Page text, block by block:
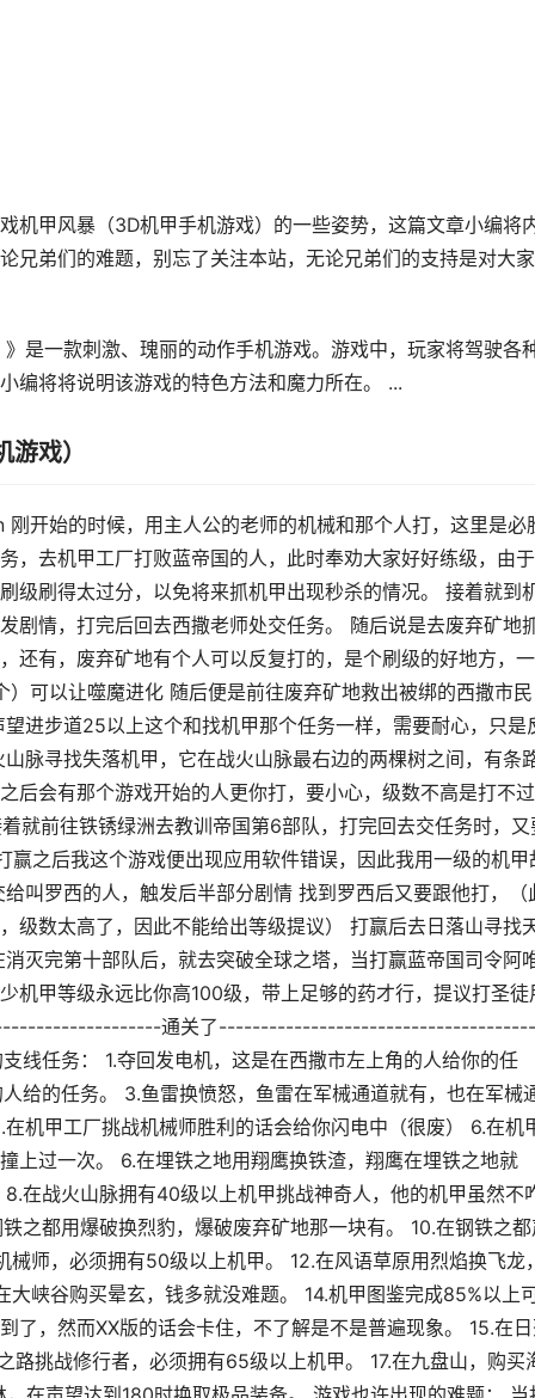
机甲风暴（3D机甲手机游戏）的一些姿势，这篇文章小编将
兄弟们的难题，别忘了关注本站，无论兄弟们的支持是对大
是一款刺激、瑰丽的动作手机游戏。游戏中，玩家将驾驶各
编将将说明该游戏的特色方法和魔力所在。 ...
戏）
开始的时候，用主人公的老师的机械和那个人打，这里是必
，去机甲工厂打败蓝帝国的人，此时奉劝大家好好练级，由
级刷得太过分，以免将来抓机甲出现秒杀的情况。 接着就到
剧情，打完后回去西撒老师处交任务。 随后说是去废弃矿地
还有，废弃矿地有个人可以反复打的，是个刷级的好地方，
可以让噬魔进化 随后便是前往废弃矿地救出被绑的西撒市
进步道25以上这个和找机甲那个任务一样，需要耐心，只是
脉寻找失落机甲，它在战火山脉最右边的两棵树之间，有条
后会有那个游戏开始的人更你打，要小心，级数不高是打不
就前往铁锈绿洲去教训帝国第6部队，打完回去交任务时，又
之后我这个游戏便出现应用软件错误，因此我用一级的机甲
叫罗西的人，触发后半部分剧情 找到罗西后又要跟他打，（
级数太高了，因此不能给出等级提议） 打赢后去日落山寻找
灭完第十部队后，就去突破全球之塔，当打赢蓝帝国司令阿
机甲等级永远比你高100级，带上足够的药才行，提议打圣徒
通关了
务： 1.夺回发电机，这是在西撒市左上角的人给你的任
给的任务。 3.鱼雷换愤怒，鱼雷在军械通道就有，也在军械
机甲工厂挑战机械师胜利的话会给你闪电中（很废） 6.在机
上过一次。 6.在埋铁之地用翔鹰换铁渣，翔鹰在埋铁之地就
在战火山脉拥有40级以上机甲挑战神奇人，他的机甲虽然不
之都用爆破换烈豹，爆破废弃矿地那一块有。 10.在钢铁之
械师，必须拥有50级以上机甲。 12.在风语草原用烈焰换飞龙
峡谷购买晕玄，钱多就没难题。 14.机甲图鉴完成85%以上
了，然而XX版的话会卡住，不了解是不是普遍现象。 15.在
路挑战修行者，必须拥有65级以上机甲。 17.在九盘山，购买